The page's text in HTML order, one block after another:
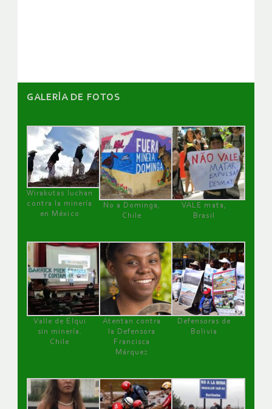
GALERÌA DE FOTOS
Wirakutas luchan
contra la minería
en México
No a Dominga,
Chile
VALE mata,
Brasil
Valle de Elqui
sin minería.
Chile
Atentan contra
la Defensora
Francisca
Márquez
Defensoras de
Bolivia